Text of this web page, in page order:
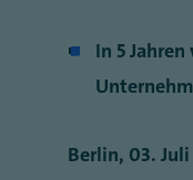
In 5
Berlin, 03.